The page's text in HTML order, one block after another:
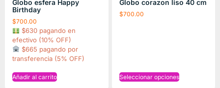
Globo esfera Happy
Birthday
$700.00
$630 pagando en
efectivo (10% OFF)
$665 pagando por
transferencia (5% OFF)
Añadir al carrito
Globo corazon liso 40 cm
$700.00
Seleccionar opciones